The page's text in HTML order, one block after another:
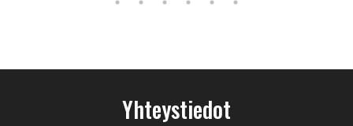
Yhteystiedot